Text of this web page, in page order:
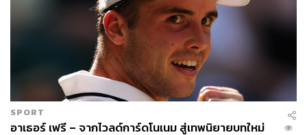
“หัวใจของฉันเจ็บปวด ฉันรู้สึกว่าฉันควรจะต้องทำอะไรบ้าง
เรื่องพวกนี้มันควรจะพอได้แล้ว” โอซากะให้สัมภาษณ์ถึงการ
ตัดสินใจลุกขึ้นสู้ และใช้เสียงของเธอส่งออกไปเพื่อคนอื่น
จากการเรียกร้องในแคมเปญ Black Live Matters โอซากะ
กลายเป็นหนึ่งในหัวขบวนของเหล่านักกีฬาระดับโลกที่เพิ่ม
บทบาทของการเป็นนักต่อสู้เพื่อสังคม
SPORT
อาเธอร์ เฟรี – จากไวลด์การ์ดโนเนม สู่เทพนิยายบทใหม่